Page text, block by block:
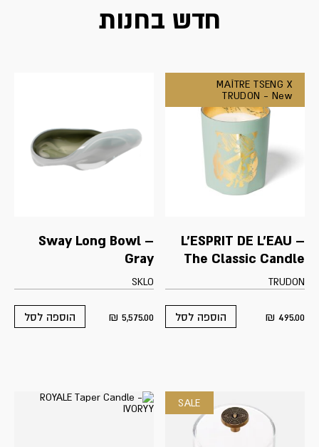
חדש בחנות
MAÎTRE TSENG X
TRUDON - New
L'ESPRIT DE L'EAU –
The Classic Candle
TRUDON
495.00
₪ הוספה לסל
Sway Long Bowl –
Gray
SKLO
5,575.00
₪ הוספה לסל
SALE